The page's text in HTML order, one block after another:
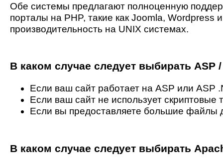
Обе системы предлагают полноценную
порталы на PHP, такие как Joomla,
производительность на UNIX системах.
В каком случае следует выбирать ASP
Если ваш сайт работает на ASP или ASP
Если ваш сайт не использует скриптовые
Если вы предоставляете большие файлы
В каком случае следует выбирать